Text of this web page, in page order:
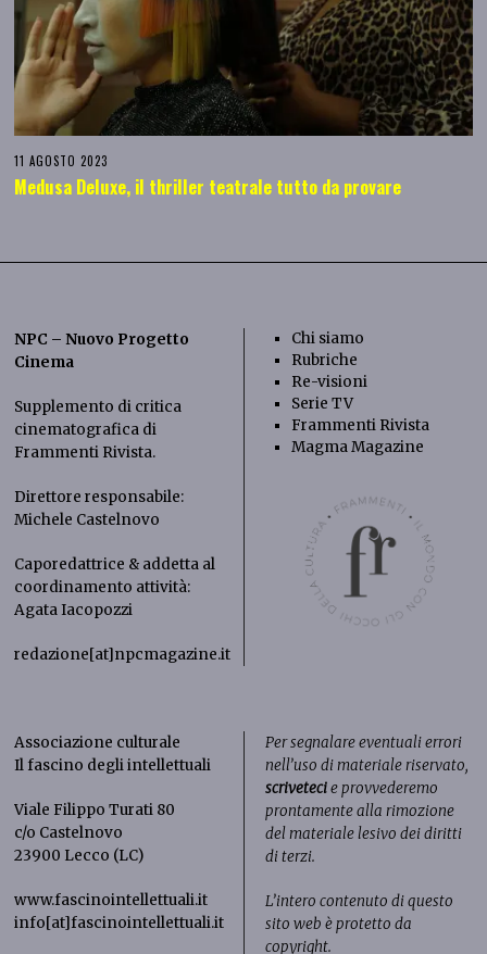
11 AGOSTO 2023
Medusa Deluxe, il thriller teatrale tutto da provare
NPC – Nuovo Progetto
Cinema
Supplemento di critica
cinematografica di
Frammenti Rivista.
Direttore responsabile:
Michele Castelnovo
Caporedattrice & addetta al
coordinamento attività:
Agata Iacopozzi
redazione[at]npcmagazine.it
Chi siamo
Rubriche
Re-visioni
Serie TV
Frammenti Rivista
Magma Magazine
Associazione culturale
Il fascino degli intellettuali
Viale Filippo Turati 80
c/o Castelnovo
23900 Lecco (LC)
www.fascinointellettuali.it
info[at]fascinointellettuali.it
Per segnalare eventuali errori
nell’uso di materiale riservato,
scrivetecie provvederemo
prontamente alla rimozione
del materiale lesivo dei diritti
di terzi.
L’intero contenuto di questo
sito web è protetto da
copyright.